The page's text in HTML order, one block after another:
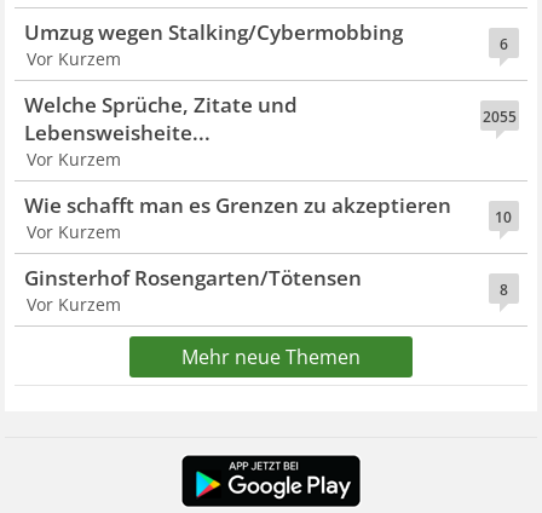
6
Umzug wegen Stalking/Cybermobbing
Vor Kurzem
2055
Welche Sprüche, Zitate und
Lebensweisheite...
Vor Kurzem
10
Wie schafft man es Grenzen zu akzeptieren
Vor Kurzem
8
Ginsterhof Rosengarten/Tötensen
Vor Kurzem
Mehr neue Themen